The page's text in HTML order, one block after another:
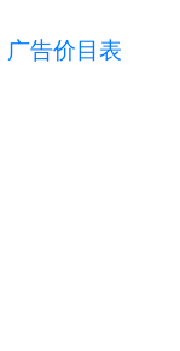
广告价目表